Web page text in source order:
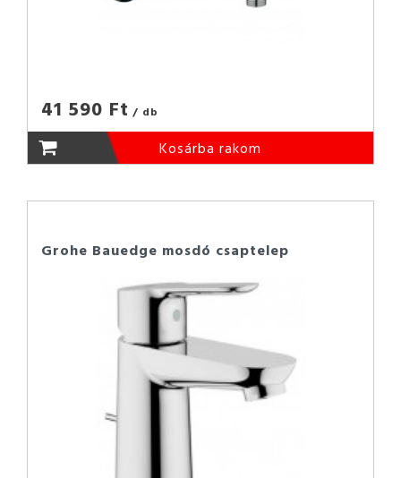
41 590 Ft / db
Kosárba rakom
Grohe Bauedge mosdó csaptelep